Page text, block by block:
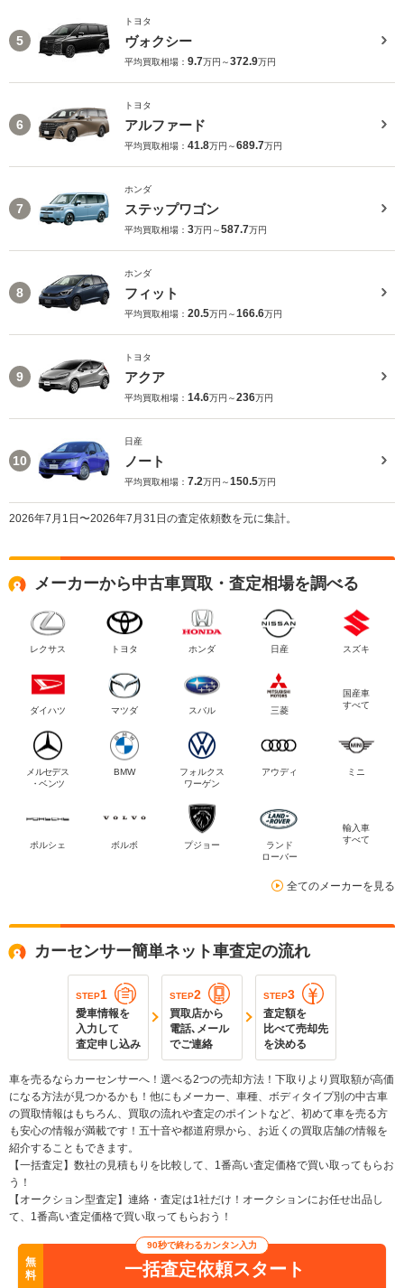
5
トヨタ
ヴォクシー
平均買取相場： 9.7万円～372.9万円
6
トヨタ
アルファード
平均買取相場： 41.8万円～689.7万円
7
ホンダ
ステップワゴン
平均買取相場： 3万円～587.7万円
8
ホンダ
フィット
平均買取相場： 20.5万円～166.6万円
9
トヨタ
アクア
平均買取相場： 14.6万円～236万円
10
日産
ノート
平均買取相場： 7.2万円～150.5万円
2026年7月1日〜2026年7月31日の査定依頼数を元に集計。
メーカーから中古車買取・査定相場を調べる
レクサス トヨタ ホンダ 日産 スズキ
ダイハツ マツダ スバル 三菱
国産車
すべて
メルセデス
・ベンツ
BMW
フォルクス
ワーゲン
アウディ ミニ
ポルシェ ボルボ プジョー
ランド
ローバー
輸入車
すべて
全てのメーカーを見る
カーセンサー簡単ネット車査定の流れ
STEP1
愛車情報を
入力して
査定申し込み
STEP2
買取店から
電話､メール
でご連絡
STEP3
査定額を
比べて売却先
を決める
車を売るならカーセンサーへ！選べる2つの売却方法！下取りより買取額が高価
になる方法が見つかるかも！他にもメーカー、車種、ボディタイプ別の中古車
の買取情報はもちろん、買取の流れや査定のポイントなど、初めて車を売る方
も安心の情報が満載です！五十音や都道府県から、お近くの買取店舗の情報を
紹介することもできます。
【一括査定】数社の見積もりを比較して、1番高い査定価格で買い取ってもらお
う！
【オークション型査定】連絡・査定は1社だけ！オークションにお任せ出品し
て、1番高い査定価格で買い取ってもらおう！
無
料
90秒で終わるカンタン入力
一括査定依頼スタート